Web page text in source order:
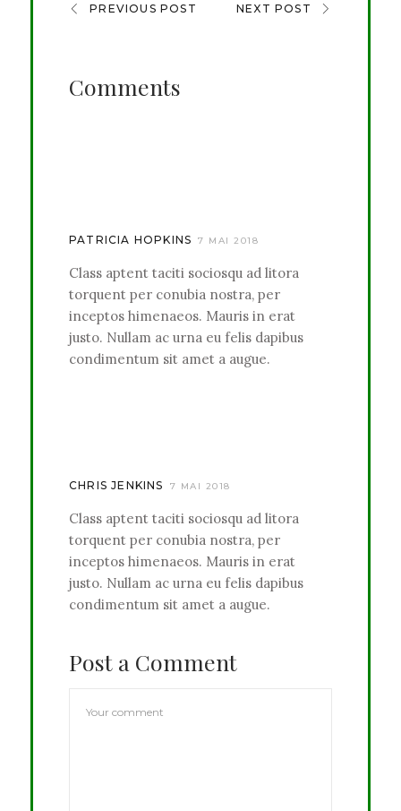
PREVIOUS POST NEXT POST
Comments
PATRICIA HOPKINS 7 MAI 2018
Class aptent taciti sociosqu ad litora
torquent per conubia nostra, per
inceptos himenaeos. Mauris in erat
justo. Nullam ac urna eu felis dapibus
condimentum sit amet a augue.
CHRIS JENKINS 7 MAI 2018
Class aptent taciti sociosqu ad litora
torquent per conubia nostra, per
inceptos himenaeos. Mauris in erat
justo. Nullam ac urna eu felis dapibus
condimentum sit amet a augue.
Post a Comment